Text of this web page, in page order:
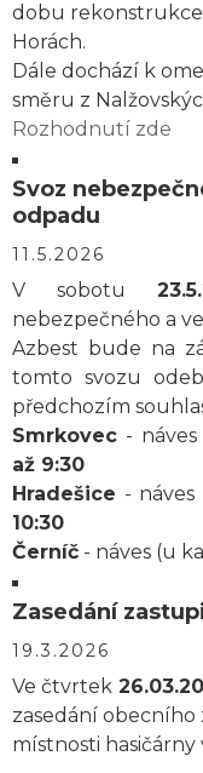
dobu rekonstrukce
Horách.
Dále dochází k
směru z
Rozhodnutí zde
Svoz
odpadu
11.5.2026
V sobotu
nebezpečného a
Azbest bude na
tomto svozu
předchozím
Smrkovec -
až 9:30
Hradešice -
10:30
Černíč - náves (u
Zasedání
19.3.2026
Ve čtvrtek
zasedání obecního
místnosti hasičárny